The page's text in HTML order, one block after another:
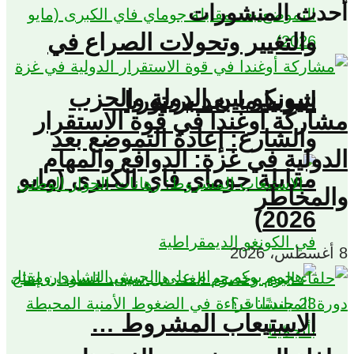
سونكو بين الدولة والحزب
والشارع: إعادة التموضع بعد
مقابلة جوماي فاي الكبرى (مايو
2026)
والتغيير وتحولات الصراع في
اثيوبيا ما بعد بريتوريا
الاستيعاب المشروط …
المنشورات
أوغندا في قوة الاستقرار
في غزة: الدوافع والمهام